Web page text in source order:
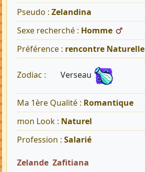
Pseudo : Zelandina
Sexe recherché : Homme
Préférence : rencontre Naturelle
Zodiac : Verseau
Ma 1ère Qualité : Romantique
mon Look : Naturel
Profession : Salarié
Zelande Zafitiana